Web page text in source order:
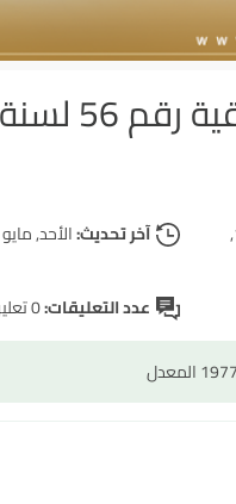
قانون تحصيل الديون الحكومية العراقية رقم 56 لسنة
الأربعاء, أكتوبر 11,
آخر تحديث:الأحد, مايو 19, 2024
عدد التعليقات:0 تعليق